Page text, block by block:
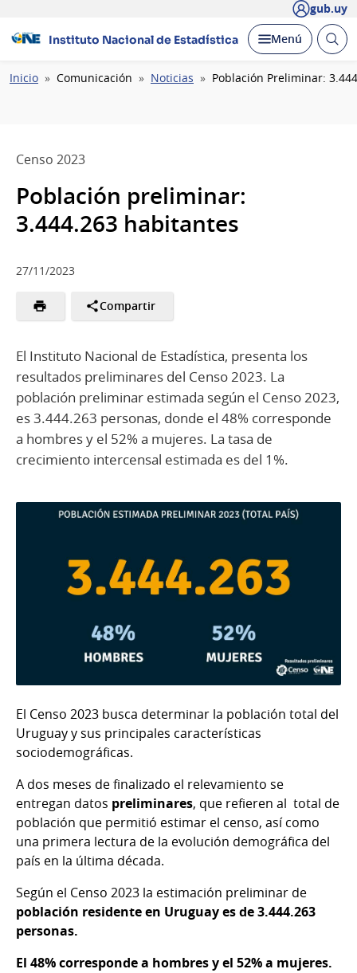
gub.uy
Instituto Nacional de Estadística Desplegar
Menú Abrir
Ruta
Inicio Comunicación Noticias Población Preliminar:
Censo 2023
Población preliminar:
3.444.263 habitantes
27/11/2023
Compartir
El Instituto Nacional de Estadística, presenta los
resultados preliminares del Censo 2023. La
población preliminar estimada según el Censo 2023,
es 3.444.263 personas, donde el 48% corresponde
a hombres y el 52% a mujeres. La tasa de
crecimiento intercensal estimada es del 1%.
El Censo 2023 busca determinar la población total del
Uruguay y sus principales características
sociodemográficas.
A dos meses de finalizado el relevamiento se
entregan datos preliminares, que refieren al total de
población que permitió estimar el censo, así como
una primera lectura de la evolución demográfica del
país en la última década.
Según el Censo 2023 la estimación preliminar de
población residente en Uruguay es de 3.444.263
personas.
El 48% corresponde a hombres y el 52% a mujeres.